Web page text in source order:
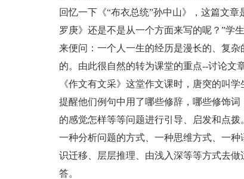
回忆一下《“布衣总统”孙中山》，这篇文
罗庚》还是不是从一个方面来写的呢？”学
来便问：一个人一生的经历是漫长的、复
的。由此很自然的转为课堂的重点--讨论文
《作文有文采》这堂作文课时，唐突的叫
提醒他们例句中用了哪些修辞，哪些修饰
的感觉怎样等等问题进行引导、启发和点
一种分析问题的方式、一种思维方式、一
识迁移、层层推理、由浅入深等等方式去
答。